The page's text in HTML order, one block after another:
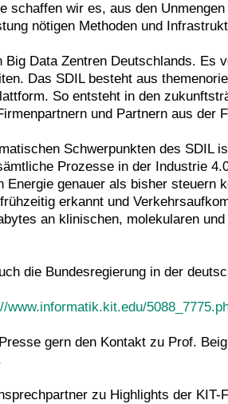
wir es, aus den
nötigen Methoden und
Data Zentren Deutschlands.
Das SDIL besteht aus
So entsteht in den
und Partnern aus der
Schwerpunkten des
Prozesse in der Industrie
genauer als bisher
erkannt und
an klinischen, molekularen
die Bundesregierung in der
www.informatik.kit.edu/
gern den Kontakt zu Prof.
zu Highlights der